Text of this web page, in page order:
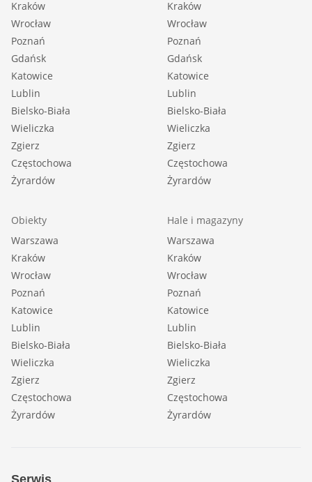
Kraków
Wrocław
Poznań
Gdańsk
Katowice
Lublin
Bielsko-Biała
Wieliczka
Zgierz
Częstochowa
Żyrardów
Kraków
Wrocław
Poznań
Gdańsk
Katowice
Lublin
Bielsko-Biała
Wieliczka
Zgierz
Częstochowa
Żyrardów
Obiekty
Warszawa
Kraków
Wrocław
Poznań
Katowice
Lublin
Bielsko-Biała
Wieliczka
Zgierz
Częstochowa
Żyrardów
Hale i magazyny
Warszawa
Kraków
Wrocław
Poznań
Katowice
Lublin
Bielsko-Biała
Wieliczka
Zgierz
Częstochowa
Żyrardów
Serwis